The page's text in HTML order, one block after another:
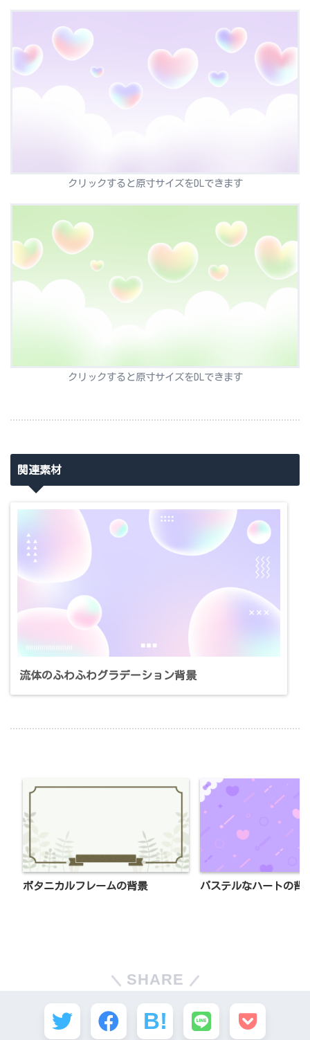
クリックすると原寸サイズをDLできます
クリックすると原寸サイズをDLできます
関連素材
流体のふわふわグラデーション背景
ボタニカルフレームの背景 パステルなハートの背
SHARE